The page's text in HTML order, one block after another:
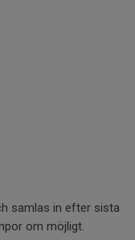
samlas in efter sista
om möjligt.